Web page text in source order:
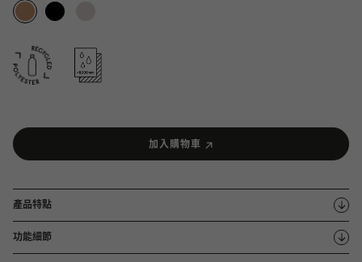
加入購物車
產品特點
功能細節